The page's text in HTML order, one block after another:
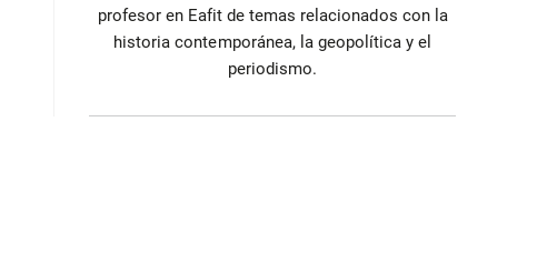
profesor en Eafit de temas relacionados con la
historia contemporánea, la geopolítica y el
periodismo.